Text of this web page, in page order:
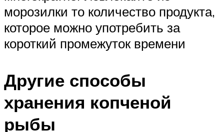
морозилки то количество продукта,
которое можно употребить за
короткий промежуток времени
Другие способы
хранения копченой
рыбы